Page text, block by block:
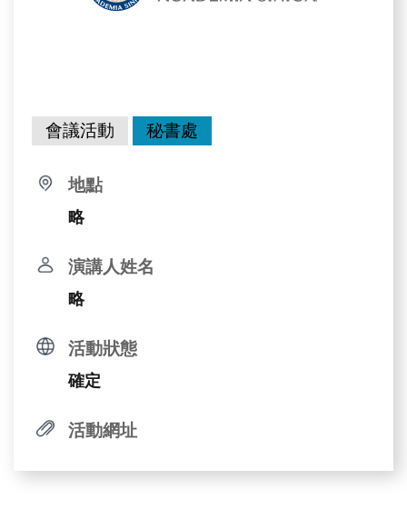
會議活動 秘書處
地點
略
演講人姓名
略
活動狀態
確定
活動網址